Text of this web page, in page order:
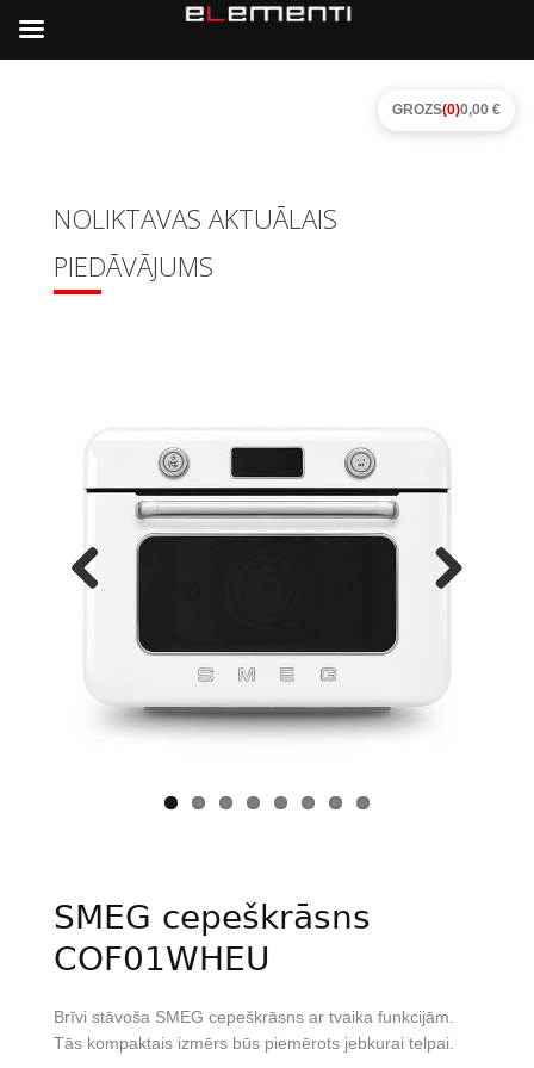
NOLIKTAVAS AKTUĀLAIS
PIEDĀVĀJUMS
SMEG cepeškrāsns
COF01WHEU
Brīvi stāvoša SMEG cepeškrāsns ar tvaika funkcijām.
Tās kompaktais izmērs būs piemērots jebkurai telpai.
GROZS(0)0,00 €